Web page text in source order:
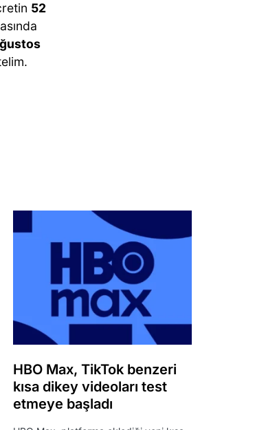
52
HBO Max, TikTok benzeri
kısa dikey videoları test
etmeye başladı